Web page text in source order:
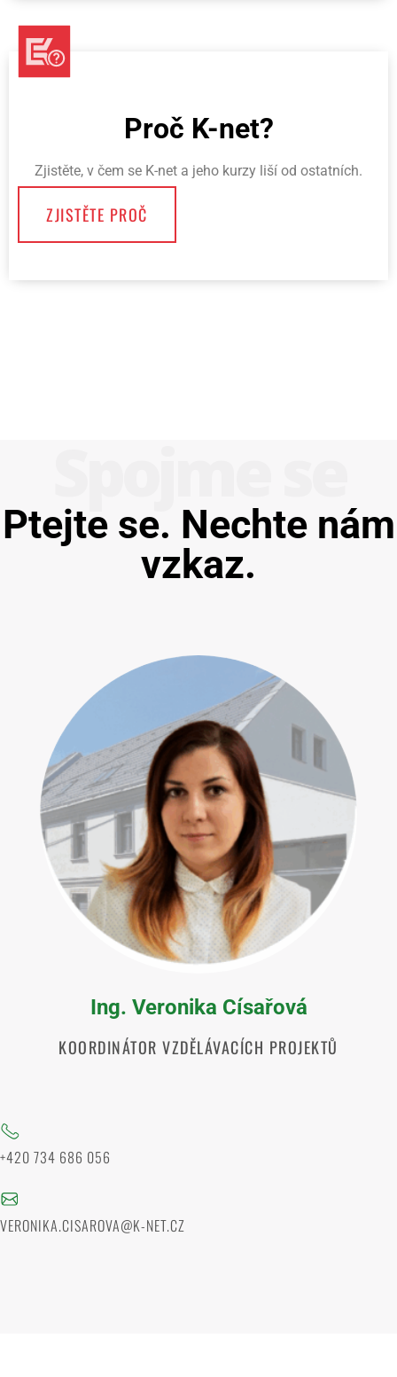
Proč K-net?
Zjistěte, v čem se K-net a jeho kurzy liší od ostatních.
ZJISTĚTE PROČ
Ptejte se. Nechte nám
vzkaz.
Ing. Veronika Císařová
KOORDINÁTOR VZDĚLÁVACÍCH PROJEKTŮ
+420 734 686 056
VERONIKA.CISAROVA@K-NET.CZ